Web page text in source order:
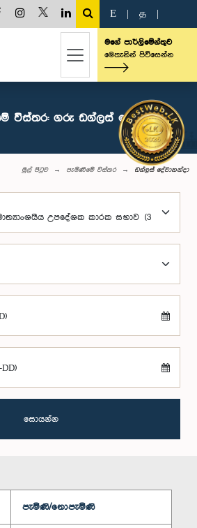
E த
මගේ පාර්ලිමේන්තුව
මෙතැනින් පිවිසෙන්න
විස්තර: ගරු ඩග්ලස් දේවානන්දා
මුල් පිටුව පැමිණීමේ විස්තර ඩග්ලස් දේවානන්දා
සොයන්න
පැමිණි/නොපැමිණි